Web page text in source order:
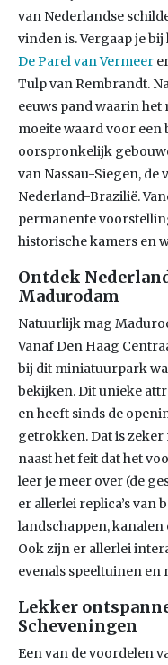
van Nederlandse
vinden is. Vergaap je
De Parel van Vermeer
Tulp van Rembrandt.
eeuws pand waarin het
moeite waard voor een
oorspronkelijk
van Nassau-Siegen,
Nederland-Brazilië.
permanente
historische kamers en
Ontdek
Madurodam
Natuurlijk mag
Vanaf Den Haag
bij dit miniatuurpark
bekijken. Dit unieke
en heeft sinds de
getrokken. Dat is
naast het feit dat het
leer je meer over (de
er allerlei replica’s van
landschappen, kanalen
Ook zijn er allerlei
evenals speeltuinen
Lekker
Scheveningen
Een van de voordelen